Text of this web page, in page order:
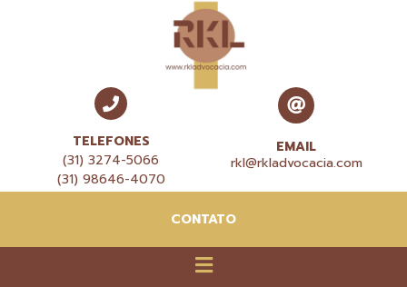
TELEFONES
(31) 3274-5066
(31) 98646-4070
EMAIL
rkl@rkladvocacia.com
CONTATO